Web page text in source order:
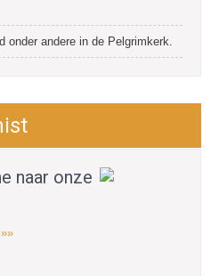
onder andere in de Pelgrimkerk.
naar onze